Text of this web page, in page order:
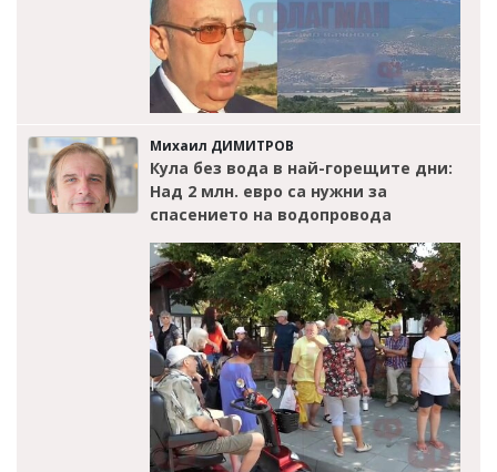
Михаил ДИМИТРОВ
Кула без вода в най-горещите дни:
Над 2 млн. евро са нужни за
спасението на водопровода